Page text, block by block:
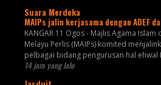
Suara Merdeka
MAIPs jalin kerjasama dengan ADEF
KANGAR 11 Ogos - Majlis Agama
Melayu Perlis (MAIPs) komited
pelbagai bidang pengurusan hal ehwal
14 jam yang lalu